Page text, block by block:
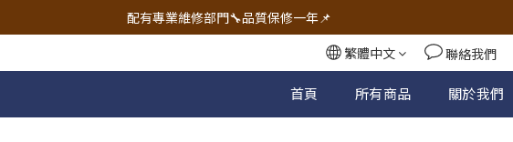
🔧電動工具&五金唯一首選 宇慶五金網拍🔧
配有專業維修部門🔧品質保修一年📌
🔧電動工具&五金唯一首選 宇慶五金網拍🔧繁體中文 聯絡我們
首頁 所有商品 關於我們